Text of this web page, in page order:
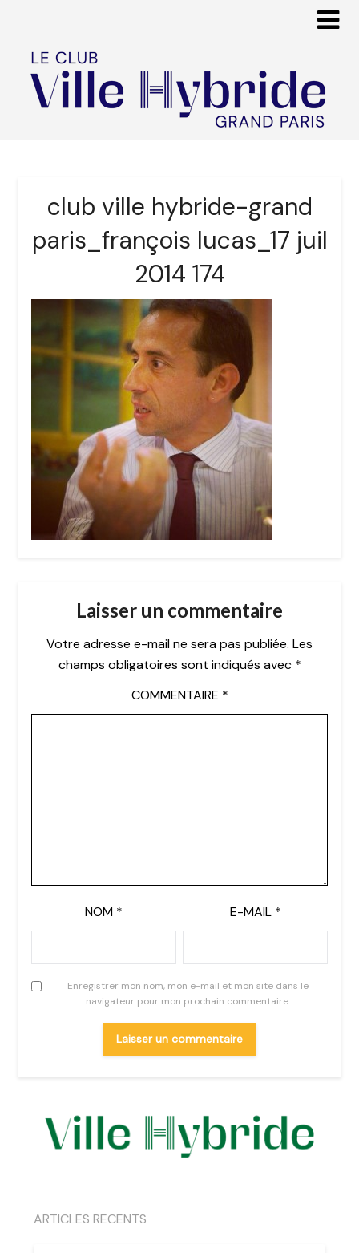
club ville hybride-grand
paris_françois lucas_17 juil
2014 174
Laisser un commentaire
Votre adresse e-mail ne sera pas publiée. Les
champs obligatoires sont indiqués avec *
COMMENTAIRE *
NOM * E-MAIL *
Enregistrer mon nom, mon e-mail et mon site dans le
navigateur pour mon prochain commentaire.
ARTICLES RECENTS